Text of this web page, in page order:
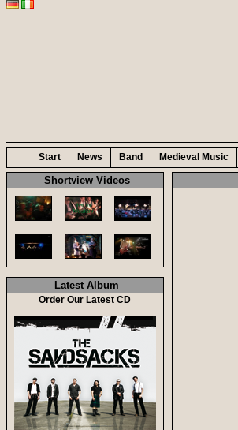
Start News Band Medieval Music
Shortview Videos
Latest Album
Order Our Latest CD